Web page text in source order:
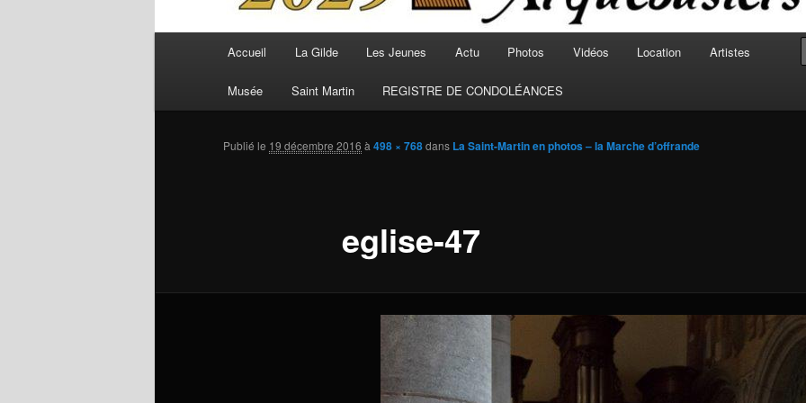
Accueil La Gilde Les Jeunes Actu Photos Vidéos Location Artistes
Musée Saint Martin REGISTRE DE CONDOLÉANCES
eglise-47
Publié le 19 décembre 2016 à 498 × 768dans La Saint-Martin en photos – la Marche d’offrande